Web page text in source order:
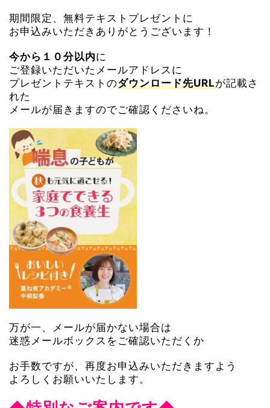
期間限定、無料テキストプレゼントに
お申込みいただきありがとうございます！
今から１０分以内に
ご登録いただいたメールアドレスに
プレゼントテキストのダウンロード先URLが記載さ
れた
メールが届きますのでご確認くださいね。
万が一、メールが届かない場合は
迷惑メールボックスをご確認いただくか
お手数ですが、再度お申込みいただきますよう
よろしくお願いいたします。